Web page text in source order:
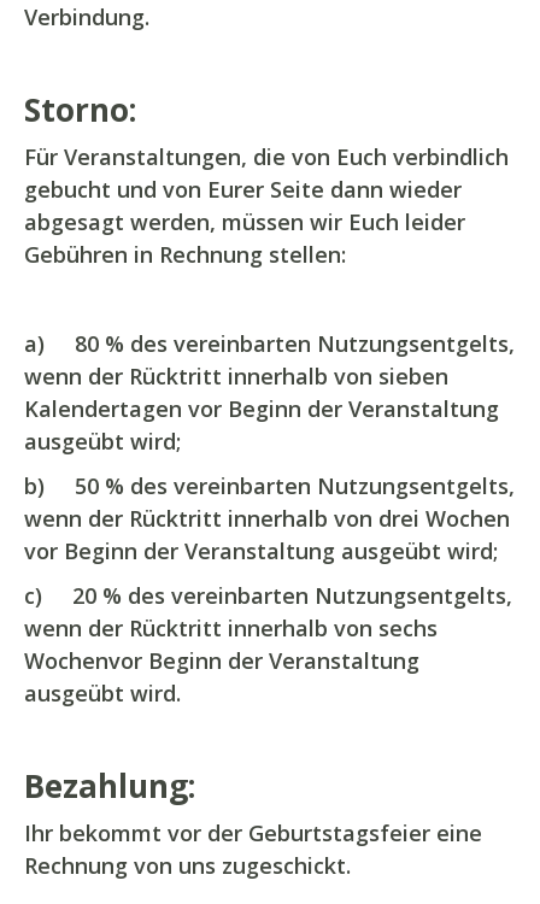
Verbindung.
Storno:
Für Veranstaltungen, die von Euch verbindlich
gebucht und von Eurer Seite dann wieder
abgesagt werden, müssen wir Euch leider
Gebühren in Rechnung stellen:
a) 80 % des vereinbarten Nutzungsentgelts,
wenn der Rücktritt innerhalb von sieben
Kalendertagen vor Beginn der Veranstaltung
ausgeübt wird;
b) 50 % des vereinbarten Nutzungsentgelts,
wenn der Rücktritt innerhalb von drei Wochen
vor Beginn der Veranstaltung ausgeübt wird;
c) 20 % des vereinbarten Nutzungsentgelts,
wenn der Rücktritt innerhalb von sechs
Wochenvor Beginn der Veranstaltung
ausgeübt wird.
Bezahlung:
Ihr bekommt vor der Geburtstagsfeier eine
Rechnung von uns zugeschickt.